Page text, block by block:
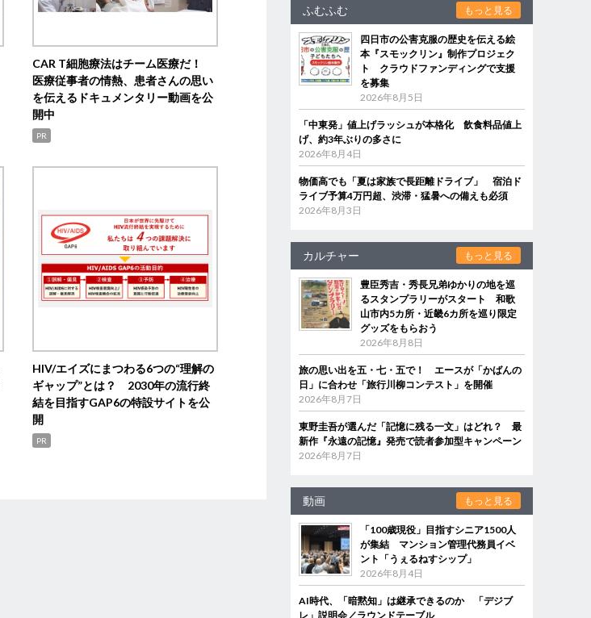
CAR T細胞療法はチーム医療だ！
医療従事者の情熱、患者さんの思い
を伝えるドキュメンタリー動画を公
開中
PR
HIV/エイズにまつわる6つの“理解の
ギャップ”とは？ 2030年の流行終
結を目指すGAP6の特設サイトを公
開
PR
ふむふむ もっと見る
四日市の公害克服の歴史を伝える絵
本『スモックリン』制作プロジェク
ト クラウドファンディングで支援
を募集
2026年8月5日
「中東発」値上げラッシュが本格化 飲食料品値上
げ、約3年ぶりの多さに
2026年8月4日
物価高でも「夏は家族で長距離ドライブ」 宿泊ド
ライブ予算4万円超、渋滞・猛暑への備えも必須
2026年8月3日
カルチャー もっと見る
豊臣秀吉・秀長兄弟ゆかりの地を巡
るスタンプラリーがスタート 和歌
山市内5カ所・近畿6カ所を巡り限定
グッズをもらおう
2026年8月8日
旅の思い出を五・七・五で！ エースが「かばんの
日」に合わせ「旅行川柳コンテスト」を開催
2026年8月7日
東野圭吾が選んだ「記憶に残る一文」はどれ？ 最
新作『永遠の記憶』発売で読者参加型キャンペーン
2026年8月7日
動画 もっと見る
「100歳現役」目指すシニア1500人
が集結 マンション管理代務員イベ
ント「うぇるねすシップ」
2026年8月4日
AI時代、「暗黙知」は継承できるのか 「デジブ
レ」説明会／ラウンドテーブル